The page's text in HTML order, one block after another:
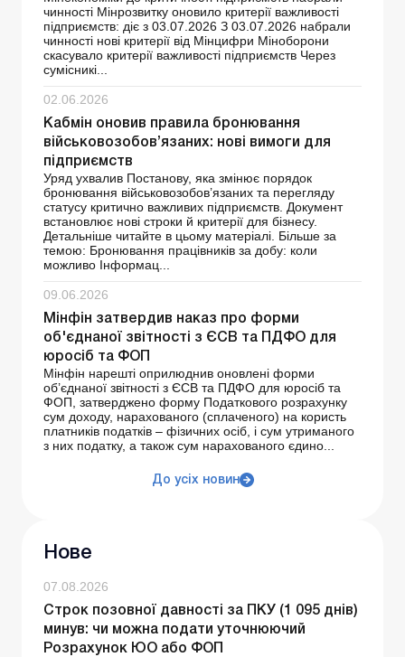
чинності Мінрозвитку оновило критерії важливості
підприємств: діє з 03.07.2026 З 03.07.2026 набрали
чинності нові критерії від Мінцифри Міноборони
скасувало критерії важливості підприємств Через
сумісникі...
02.06.2026
Кабмін оновив правила бронювання
військовозобов’язаних: нові вимоги для
підприємств
Уряд ухвалив Постанову, яка змінює порядок
бронювання військовозобов’язаних та перегляду
статусу критично важливих підприємств. Документ
встановлює нові строки й критерії для бізнесу.
Детальніше читайте в цьому матеріалі. Більше за
темою: Бронювання працівників за добу: коли
можливо Інформац...
09.06.2026
Мінфін затвердив наказ про форми
об'єднаної звітності з ЄСВ та ПДФО для
юросіб та ФОП
Мінфін нарешті оприлюднив оновлені форми
об’єднаної звітності з ЄСВ та ПДФО для юросіб та
ФОП, затверджено форму Податкового розрахунку
сум доходу, нарахованого (сплаченого) на користь
платників податків – фізичних осіб, і сум утриманого
з них податку, а також сум нарахованого єдино...
До усіх новин
Нове
07.08.2026
Строк позовної давності за ПКУ (1 095 днів)
минув: чи можна подати уточнюючий
Розрахунок ЮО або ФОП